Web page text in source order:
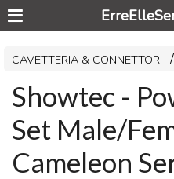
CAVETTERIA & CONNETTORI
Showtec -
Set Male/
Cameleon